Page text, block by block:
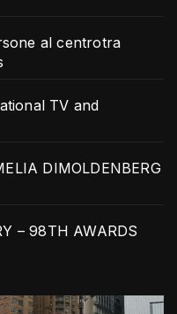
al centrotra
TV and
DIMOLDENBERG
– 98TH AWARDS